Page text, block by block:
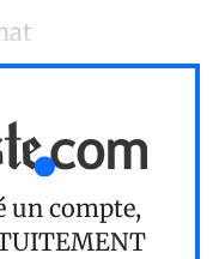
un compte,